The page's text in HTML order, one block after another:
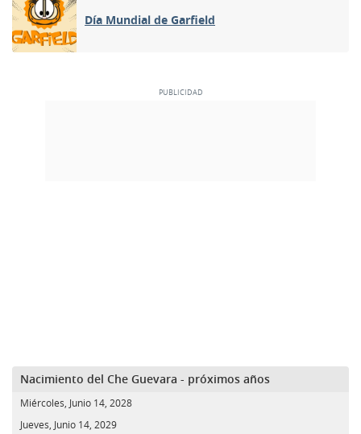
Día Mundial de Garfield
Nacimiento del Che Guevara - próximos años
Miércoles, Junio 14, 2028
Jueves, Junio 14, 2029